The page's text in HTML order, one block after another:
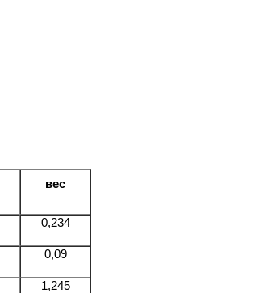
вес
0,234
0,09
1,245